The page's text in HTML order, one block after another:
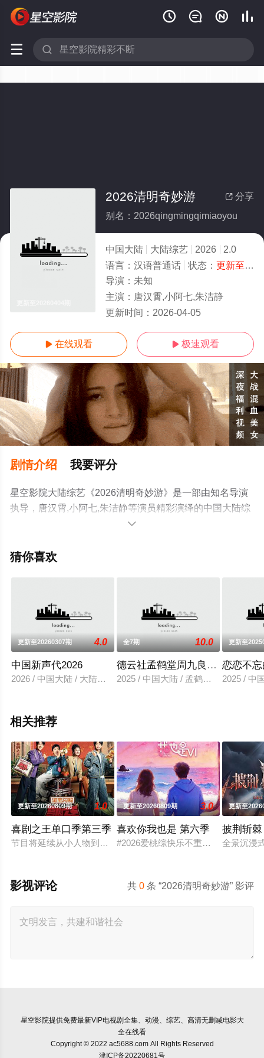
   
 
 分享
2026清明奇妙游
别名：2026qingmingqimiaoyou
中国大陆 大陆综艺 2026
2.0
语言： 汉语普通话 状态： 更新至20260404期
导演： 未知
主演： 唐汉霄,小阿七,朱洁静
更新时间： 2026-04-05
 在线观看  极速观看
剧情介绍 我要评分
星空影院大陆综艺《2026清明奇妙游》是一部由知名导演
执导，唐汉霄,小阿七,朱洁静等演员精彩演绎的中国大陆综
艺，手机免费观看高清未删减完整版综艺节目就上星空电
等平台了解。

猜你喜欢
更新至20260307期 4.0
中国新声代2026
2026 / 中国大陆 / 大陆综艺
全7期 10.0
德云社孟鹤堂周九良相声专场重
2025 / 中国大陆 / 孟鹤堂,周九良,王
更新至
恋恋不
2025 / 中
相关推荐
更新至20260809期 1.0
喜剧之王单口季第三季
节目将延续从小人物到喜剧之王的故事，汇聚来自全国各地脱
更新至20260809期 3.0
喜欢你我也是 第六季
#2026爱桃综快乐不重样# #2026爱
更新至
披荆斩
全景沉浸
共0 条 “2026清明奇妙游” 影评
影视评论
星空影院提供免费最新VIP电视剧全集、动漫、综艺、高清无删减电影大
全在线看
Copyright © 2022 ac5688.com All Rights Reserved
津ICP备20220681号